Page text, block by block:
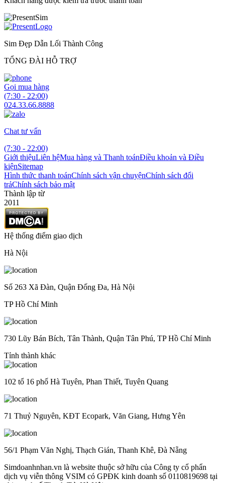
Sim Đẹp Dẫn Lối Thành Công
TỔNG ĐÀI HỖ TRỢ
Gọi mua hàng
(7:30 - 22:00)
024.33.66.8888
Chat tư vấn
(7:30 - 22:00)
Giới thiệuLiên hệMua hàng và Thanh toánĐiều khoản và Điều
kiệnSitemap
Hình thức thanh toánChính sách vận chuyệnChính sách đổi
trảChính sách bảo mật
Thành lập từ
2011
Hệ thống điểm giao dịch
Hà Nội
Số 263 Xã Đàn, Quận Đống Đa, Hà Nội
TP Hồ Chí Minh
730 Lũy Bán Bích, Tân Thành, Quận Tân Phú, TP Hồ Chí Minh
Tỉnh thành khác
102 tổ 16 phố Hà Tuyên, Phan Thiết, Tuyên Quang
71 Thuỷ Nguyên, KĐT Ecopark, Văn Giang, Hưng Yên
56/1 Phạm Văn Nghị, Thạch Gián, Thanh Khê, Đà Nẵng
Simdoanhnhan.vn là website thuộc sở hữu của Công ty cổ phẩn
dịch vụ viễn thông VSIM có GPĐK kinh doanh số 0110819698 tại